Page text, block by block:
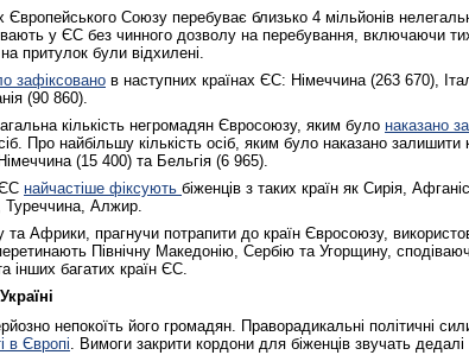
Європейського Союзу перебуває близько 4 мільйонів
у ЄС без чинного дозволу на перебування, включаючи
притулок були відхилені.
зафіксовано в наступних країнах ЄС: Німеччина (263 670),
(90 860).
кількість негромадян Євросоюзу, яким було наказано
Про найбільшу кількість осіб, яким було наказано залишити
(15 400) та Бельгія (6 965).
найчастіше фіксують біженців з таких країн як Сирія,
Алжир.
та Африки, прагнучи потрапити до країн Євросоюзу,
Північну Македонію, Сербію та Угорщину,
інших багатих країн ЄС.
непокоїть його громадян. Праворадикальні політичні
в Європі . Вимоги закрити кордони для біженців звучать